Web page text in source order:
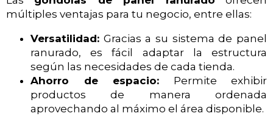
múltiples ventajas para tu negocio, entre ellas:
Versatilidad: Gracias a su sistema de panel
ranurado, es fácil adaptar la estructura
según las necesidades de cada tienda.
Ahorro de espacio: Permite exhibir
productos de manera ordenada
aprovechando al máximo el área disponible.